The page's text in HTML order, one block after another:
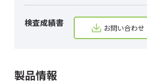
検査成績書 お問い合わせ
製品情報